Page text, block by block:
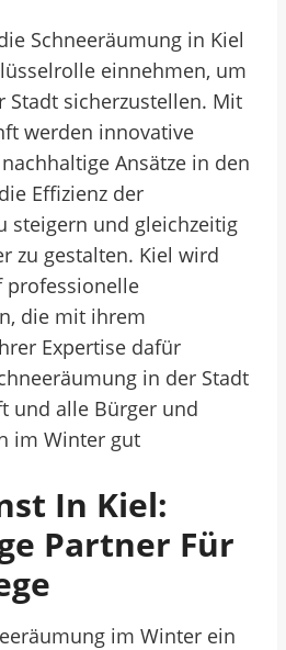
Schneeräumung in Kiel
einnehmen, um
sicherzustellen. Mit
werden innovative
Ansätze in den
Effizienz der
steigern und gleichzeitig
zu gestalten. Kiel wird
professionelle
die mit ihrem
Expertise dafür
in der Stadt
und alle Bürger und
im Winter gut
In Kiel:
Partner Für
im Winter ein